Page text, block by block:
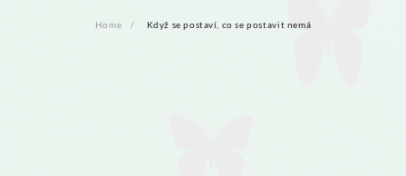
Home Když se postaví, co se postavit nemá